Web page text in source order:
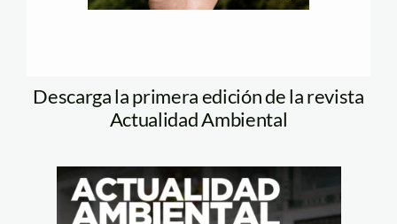
Descarga la primera edición de la revista
Actualidad Ambiental